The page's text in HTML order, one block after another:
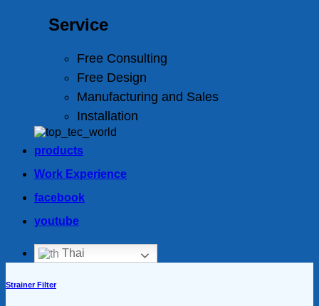
Service
Free Consulting
Free Design
Manufacturing and Sales
Installation
products
Work Experience
facebook
youtube
Thai
Strainer Filter